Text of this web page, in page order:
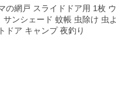
の網戸 スライドドア用 1枚 ウ
サンシェード 蚊帳 虫除け 虫よ
ドア キャンプ 夜釣り